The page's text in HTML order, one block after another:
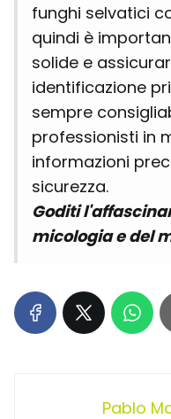
funghi selvatici
quindi è
solide e
identificazione
sempre
professionisti in
informazioni
sicurezza.
Goditi
micologia e del
Pablo